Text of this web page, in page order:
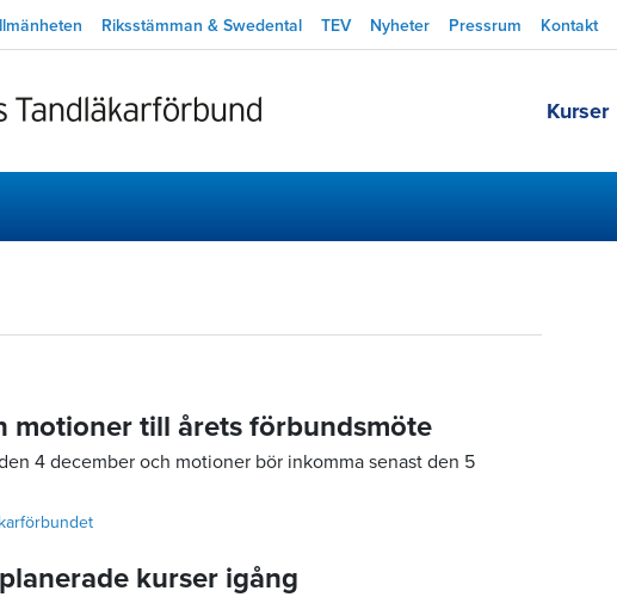
Riksstämman & Swedental TEV Nyheter Pressrum Kontakt
Kurser
motioner till årets förbundsmöte
4 december och motioner bör inkomma senast den 5
kurser igång